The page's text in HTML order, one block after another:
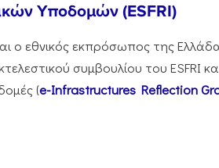
Υποδομών (ESFRI)
ο εθνικός εκπρόσωπος της
συμβουλίου του ESFRI
(e-Infrastructures Reflection